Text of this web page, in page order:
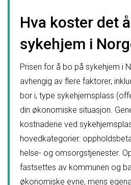
Hva koster det
sykehjem i
Prisen for å bo på sykehjem i
avhengig av flere faktorer,
bor i, type sykehjemsplass
din økonomiske situasjon.
kostnadene ved
hovedkategorier:
helse- og omsorgstjenester.
fastsettes av kommunen og
økonomiske evne, mens